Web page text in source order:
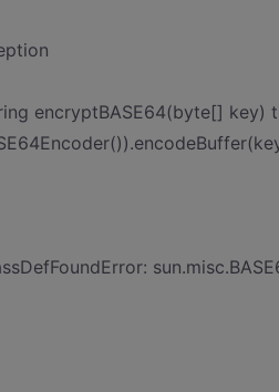
encryptBASE64(byte[] key)